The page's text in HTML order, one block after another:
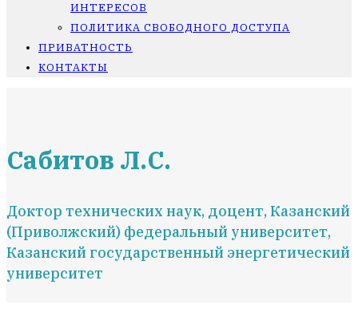
ИНТЕРЕСОВ
ПОЛИТИКА СВОБОДНОГО ДОСТУПА
ПРИВАТНОСТЬ
КОНТАКТЫ
Сабитов Л.С.
Доктор технических наук, доцент, Казанский
(Приволжский) федеральный университет,
Казанский государственный энергетический
университет